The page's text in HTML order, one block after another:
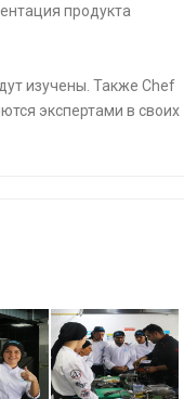
продукта
изучены. Также Chef
экспертами в своих